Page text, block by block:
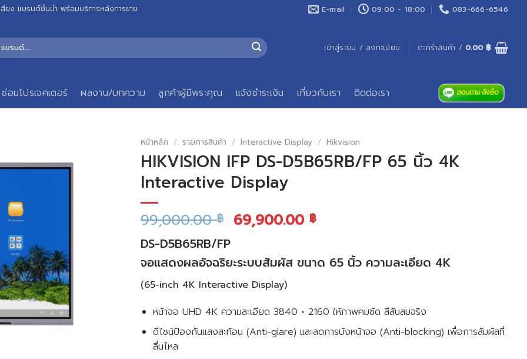
สียง แบรนด์ชั้นนำ พร้อมบริการหลังการขาย E-mail 09:00 - 18:00 083-666-6546
เข้าสู่ระบบ / ลงทะเบียน ตะกร้าสินค้า / 0.00 ฿
ซ่อมโปรเจคเตอร์ ผลงาน/บทความ ลูกค้าผู้มีพระคุณ แจ้งชำระเงิน เกี่ยวกับเรา ติดต่อเรา
หน้าหลัก / รายการสินค้า / Interactive Display / Hikvision
HIKVISION IFP DS-D5B65RB/FP 65 นิ้ว 4K
Interactive Display
99,000.00฿ 69,900.00 ฿
DS-D5B65RB/FP
จอแสดงผลอัจฉริยะระบบสัมผัส ขนาด 65 นิ้ว ความละเอียด 4K
(65-inch 4K Interactive Display)
หน้าจอ UHD 4K ความละเอียด 3840 × 2160 ให้ภาพคมชัด สีสันสมจริง
ดีไซน์ป้องกันแสงสะท้อน (Anti-glare) และลดการบังหน้าจอ (Anti-blocking) เพื่อการสัมผัสที่
ลื่นไหล